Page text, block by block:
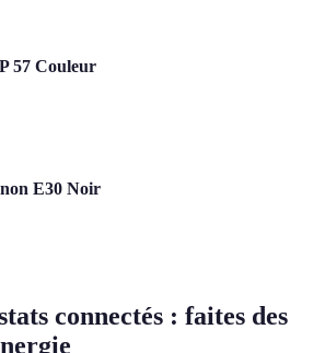
57 Couleur
E30 Noir
connectés : faites des